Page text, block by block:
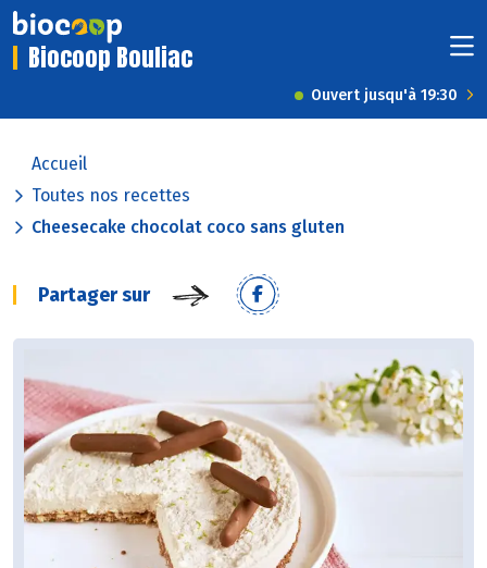
Biocoop Bouliac
Ouvert jusqu'à 19:30
Accueil
Toutes nos recettes
Cheesecake chocolat coco sans gluten
Partager sur